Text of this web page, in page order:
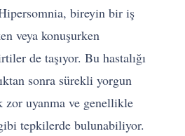
bireyin bir iş
veya konuşurken
de taşıyor. Bu hastalığı
sonra sürekli yorgun
zor uyanma ve genellikle
tepkilerde bulunabiliyor.